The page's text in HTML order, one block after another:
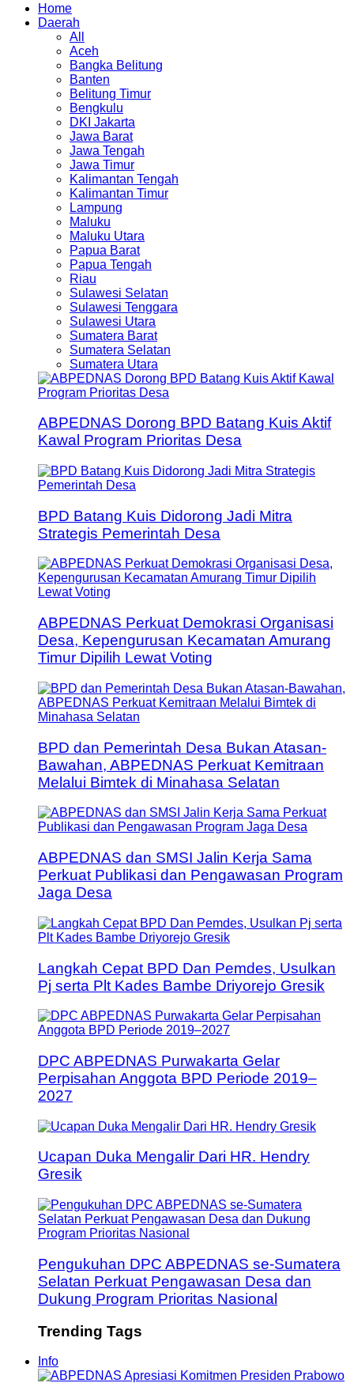
Home
Daerah
All
Aceh
Bangka Belitung
Banten
Belitung Timur
Bengkulu
DKI Jakarta
Jawa Barat
Jawa Tengah
Jawa Timur
Kalimantan Tengah
Kalimantan Timur
Lampung
Maluku
Maluku Utara
Papua Barat
Papua Tengah
Riau
Sulawesi Selatan
Sulawesi Tenggara
Sulawesi Utara
Sumatera Barat
Sumatera Selatan
Sumatera Utara
ABPEDNAS Dorong BPD Batang Kuis Aktif
Kawal Program Prioritas Desa
BPD Batang Kuis Didorong Jadi Mitra
Strategis Pemerintah Desa
ABPEDNAS Perkuat Demokrasi Organisasi
Desa, Kepengurusan Kecamatan Amurang
Timur Dipilih Lewat Voting
BPD dan Pemerintah Desa Bukan Atasan-
Bawahan, ABPEDNAS Perkuat Kemitraan
Melalui Bimtek di Minahasa Selatan
ABPEDNAS dan SMSI Jalin Kerja Sama
Perkuat Publikasi dan Pengawasan Program
Jaga Desa
Langkah Cepat BPD Dan Pemdes, Usulkan
Pj serta Plt Kades Bambe Driyorejo Gresik
DPC ABPEDNAS Purwakarta Gelar
Perpisahan Anggota BPD Periode 2019–
2027
Ucapan Duka Mengalir Dari HR. Hendry
Gresik
Pengukuhan DPC ABPEDNAS se-Sumatera
Selatan Perkuat Pengawasan Desa dan
Dukung Program Prioritas Nasional
Trending Tags
Info